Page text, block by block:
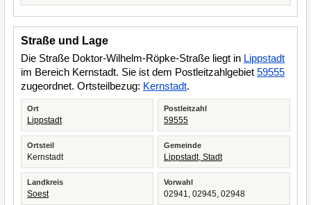
Straße und Lage
Die Straße Doktor-Wilhelm-Röpke-Straße liegt in Lippstadt
im Bereich Kernstadt. Sie ist dem Postleitzahlgebiet 59555
zugeordnet. Ortsteilbezug: Kernstadt.
Ort
Lippstadt
Postleitzahl
59555
Ortsteil
Kernstadt
Gemeinde
Lippstadt, Stadt
Landkreis
Soest
Vorwahl
02941, 02945, 02948